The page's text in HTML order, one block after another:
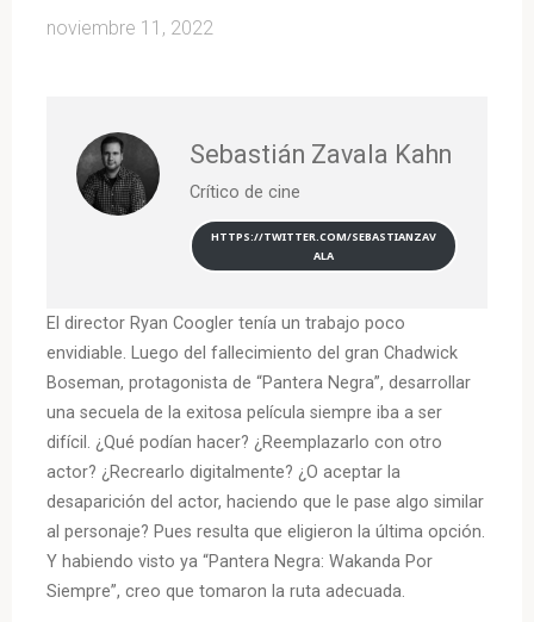
noviembre 11, 2022
Sebastián Zavala Kahn
Crítico de cine
HTTPS://TWITTER.COM/SEBASTIANZAV
ALA
El director Ryan Coogler tenía un trabajo poco
envidiable. Luego del fallecimiento del gran Chadwick
Boseman, protagonista de “Pantera Negra”, desarrollar
una secuela de la exitosa película siempre iba a ser
difícil. ¿Qué podían hacer? ¿Reemplazarlo con otro
actor? ¿Recrearlo digitalmente? ¿O aceptar la
desaparición del actor, haciendo que le pase algo similar
al personaje? Pues resulta que eligieron la última opción.
Y habiendo visto ya “Pantera Negra: Wakanda Por
Siempre”, creo que tomaron la ruta adecuada.